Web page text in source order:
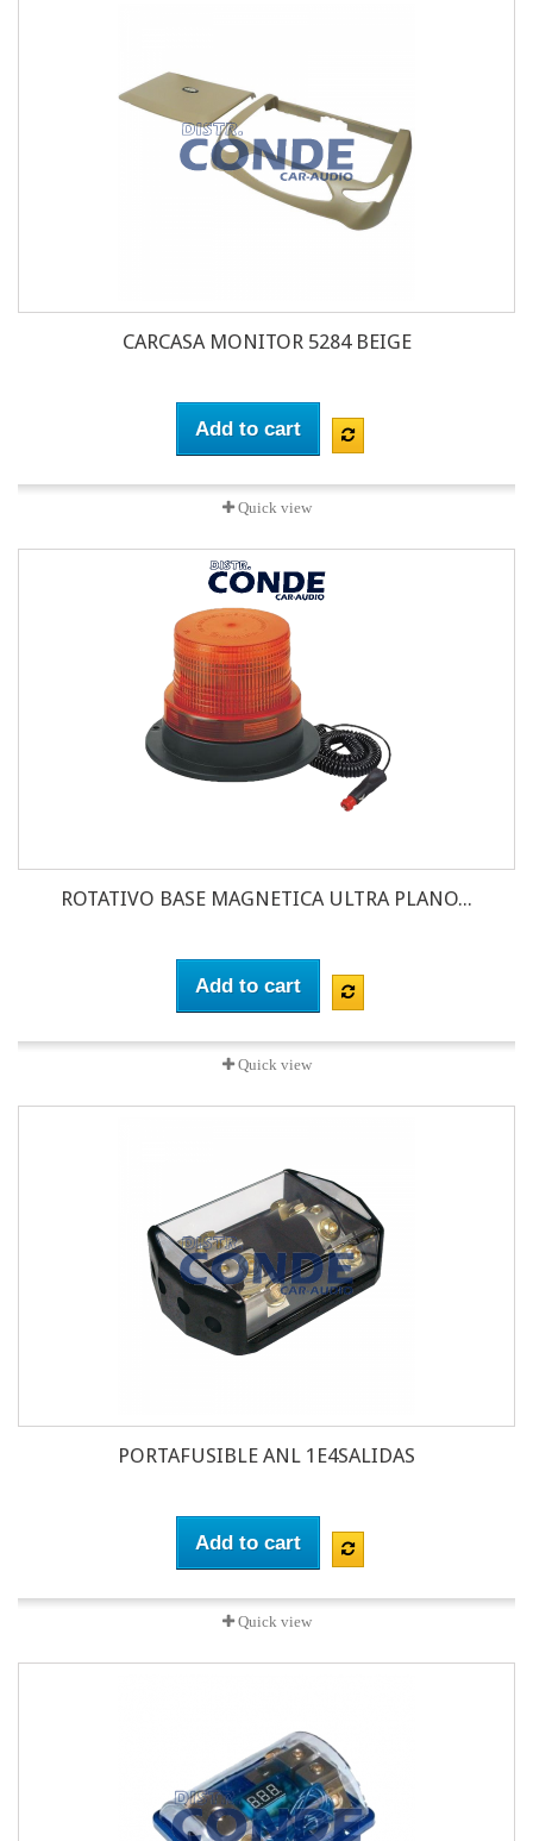
CARCASA MONITOR 5284 BEIGE
Add to cart
Quick view
ROTATIVO BASE MAGNETICA ULTRA PLANO...
Add to cart
Quick view
PORTAFUSIBLE ANL 1E4SALIDAS
Add to cart
Quick view